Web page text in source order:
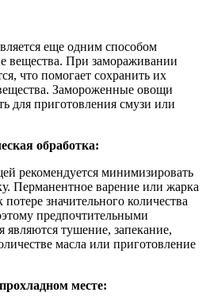
еще одним способом
вещества. При замораживании
что помогает сохранить их
Замороженные овощи
для приготовления смузи или
обработка:
рекомендуется минимизировать
Перманентное варение или жарка
значительного количества
предпочтительными
являются тушение, запекание,
масла или приготовление
месте: